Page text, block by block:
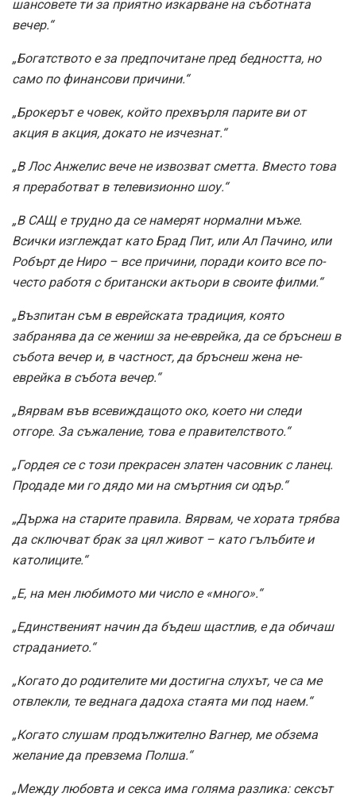
шансовете ти за приятно изкарване на съботната
вечер.“
„Богатството е за предпочитане пред бедността, но
само по финансови причини.“
„Брокерът е човек, който прехвърля парите ви от
акция в акция, докато не изчезнат.“
„В Лос Анжелис вече не извозват сметта. Вместо това
я преработват в телевизионно шоу.“
„В САЩ е трудно да се намерят нормални мъже.
Всички изглеждат като Брад Пит, или Ал Пачино, или
Робърт де Ниро – все причини, поради които все по-
често работя с британски актьори в своите филми.“
„Възпитан съм в еврейската традиция, която
забранява да се жениш за не-еврейка, да се бръснеш в
събота вечер и, в частност, да бръснеш жена не-
еврейка в събота вечер.“
„Вярвам във всевиждащото око, което ни следи
отгоре. За съжаление, това е правителството.“
„Гордея се с този прекрасен златен часовник с ланец.
Продаде ми го дядо ми на смъртния си одър.“
„Държа на старите правила. Вярвам, че хората трябва
да сключват брак за цял живот – като гълъбите и
католиците.“
„Е, на мен любимото ми число е «много».“
„Единственият начин да бъдеш щастлив, е да обичаш
страданието.“
„Когато до родителите ми достигна слухът, че са ме
отвлекли, те веднага дадоха стаята ми под наем.“
„Когато слушам продължително Вагнер, ме обзема
желание да превзема Полша.“
„Между любовта и секса има голяма разлика: сексът